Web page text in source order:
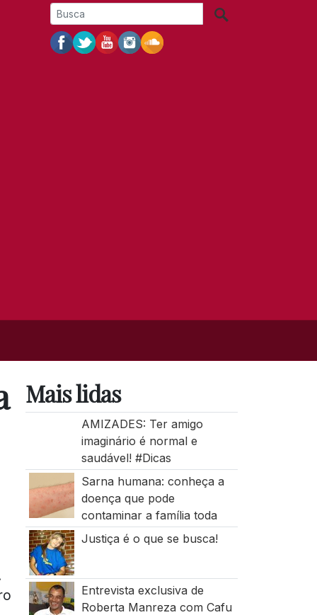
Mais lidas
AMIZADES: Ter amigo
imaginário é normal e
saudável! #Dicas
Sarna humana: conheça a
doença que pode
contaminar a família toda
Justiça é o que se busca!
Entrevista exclusiva de
Roberta Manreza com Cafu